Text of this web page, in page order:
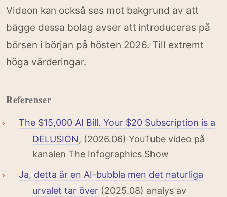
Videon kan också ses mot bakgrund av att
bägge dessa bolag avser att introduceras på
börsen i början på hösten 2026. Till extremt
höga värderingar.
Referenser
The $15,000 AI Bill. Your $20 Subscription is a
DELUSION, (2026.06) YouTube video på
kanalen The Infographics Show
Ja, detta är en AI-bubbla men det naturliga
urvalet tar över (2025.08) analys av